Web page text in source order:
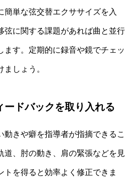
簡単な弦交替エクササイズを入
弦に関する課題があれば曲と並行
ます。定期的に録音や鏡でチェッ
しょう。
ードバックを取り入れる
動きや癖を指導者が指摘できるこ
道、肘の動き、肩の緊張などを見
トを得ると効率よく修正できま